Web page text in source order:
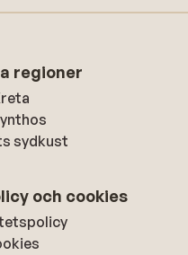
regioner
sydkust
och cookies